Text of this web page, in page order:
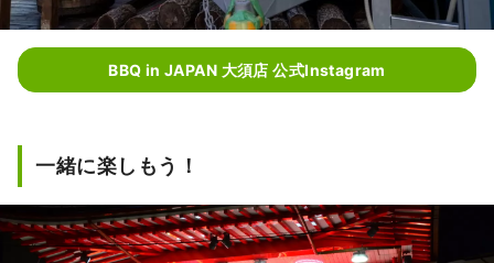
BBQ in JAPAN 大須店 公式Instagram
一緒に楽しもう！